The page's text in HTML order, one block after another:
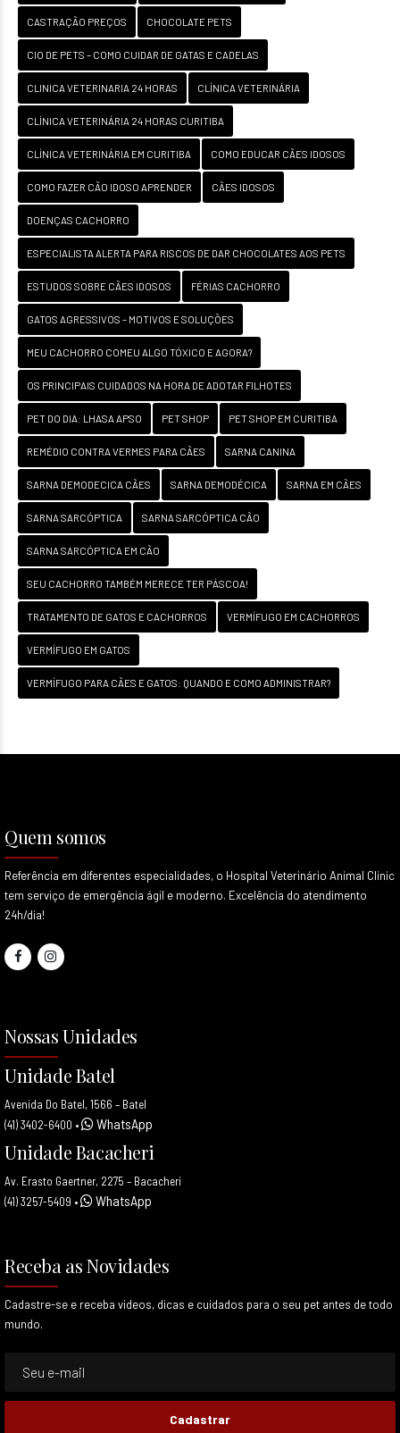
CASTRAÇÃO PREÇOS CHOCOLATE PETS
CIO DE PETS – COMO CUIDAR DE GATAS E CADELAS
CLINICA VETERINARIA 24 HORAS CLÍNICA VETERINÁRIA
CLÍNICA VETERINÁRIA 24 HORAS CURITIBA
CLÍNICA VETERINÁRIA EM CURITIBA COMO EDUCAR CÃES IDOSOS
COMO FAZER CÃO IDOSO APRENDER CÃES IDOSOS
DOENÇAS CACHORRO
ESPECIALISTA ALERTA PARA RISCOS DE DAR CHOCOLATES AOS PETS
ESTUDOS SOBRE CÃES IDOSOS FÉRIAS CACHORRO
GATOS AGRESSIVOS – MOTIVOS E SOLUÇÕES
MEU CACHORRO COMEU ALGO TÓXICO E AGORA?
OS PRINCIPAIS CUIDADOS NA HORA DE ADOTAR FILHOTES
PET DO DIA: LHASA APSO PET SHOP PET SHOP EM CURITIBA
REMÉDIO CONTRA VERMES PARA CÃES SARNA CANINA
SARNA DEMODECICA CÃES SARNA DEMODÉCICA SARNA EM CÃES
SARNA SARCÓPTICA SARNA SARCÓPTICA CÃO
SARNA SARCÓPTICA EM CÃO
SEU CACHORRO TAMBÉM MERECE TER PÁSCOA!
TRATAMENTO DE GATOS E CACHORROS VERMÍFUGO EM CACHORROS
VERMÍFUGO EM GATOS
VERMÍFUGO PARA CÃES E GATOS: QUANDO E COMO ADMINISTRAR?
Quem somos
Referência em diferentes especialidades, o Hospital Veterinário Animal Clinic
tem serviço de emergência ágil e moderno. Excelência do atendimento
24h/dia!
Nossas Unidades
Unidade Batel
Avenida Do Batel, 1566 – Batel
(41) 3402-6400 • WhatsApp
Unidade Bacacheri
Av. Erasto Gaertner, 2275 – Bacacheri
(41) 3257-5409 • WhatsApp
Receba as Novidades
Cadastre-se e receba videos, dicas e cuidados para o seu pet antes de todo
mundo.